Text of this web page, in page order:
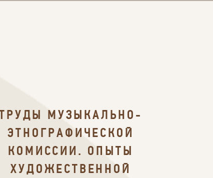
ТРУДЫ МУЗЫКАЛЬНО-
ЭТНОГРАФИЧЕСКОЙ
КОМИССИИ. ОПЫТЫ
ХУДОЖЕСТВЕННОЙ